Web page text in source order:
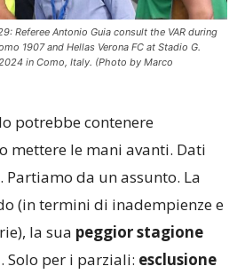
Referee Antonio Guia consult the VAR during
1907 and Hellas Verona FC at Stadio G.
in Como, Italy. (Photo by Marco
potrebbe contenere
mettere le mani avanti. Dati
da un assunto. La
(in termini di inadempienze e
la sua peggior stagione
. Solo per i parziali: esclusione